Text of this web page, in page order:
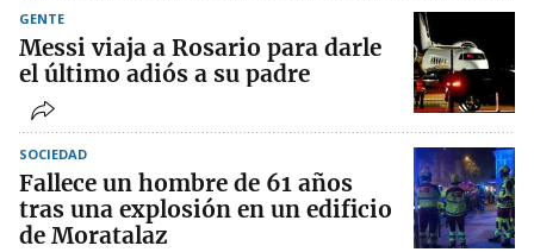
GENTE
Messi viaja a Rosario para darle
el último adiós a su padre
SOCIEDAD
Fallece un hombre de 61 años
tras una explosión en un edificio
de Moratalaz